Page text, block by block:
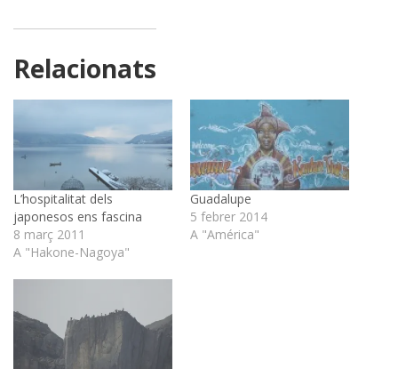
Relacionats
L’hospitalitat dels
japonesos ens fascina
8 març 2011
A "Hakone-Nagoya"
Guadalupe
5 febrer 2014
A "América"